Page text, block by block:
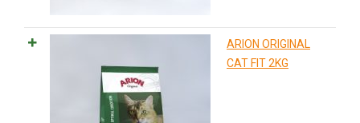
ARION ORIGINAL
CAT FIT 2KG